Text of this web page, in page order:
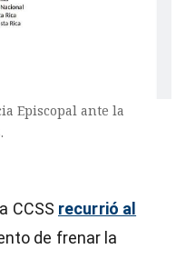
Episcopal ante la
CCSS recurrió al
de frenar la